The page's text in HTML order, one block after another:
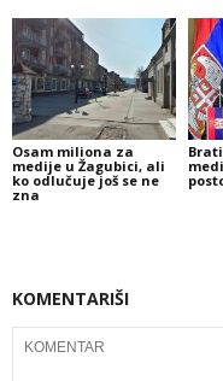
Osam miliona za
medije u Žagubici, ali
ko odlučuje još se ne
zna
KOMENTARIŠI